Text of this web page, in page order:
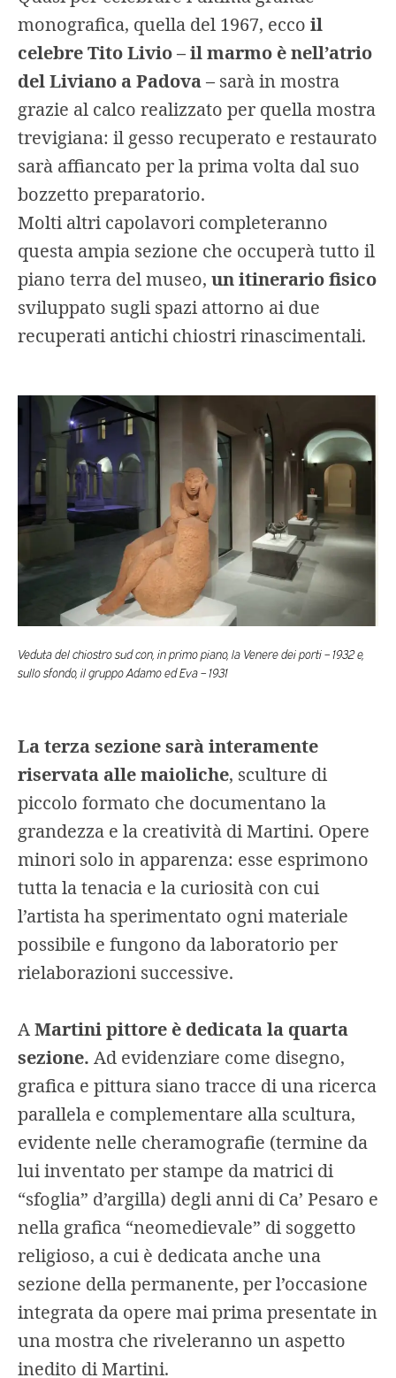
monografica, quella del 1967, ecco il
celebre Tito Livio – il marmo è nell’atrio
del Liviano a Padova – sarà in mostra
grazie al calco realizzato per quella mostra
trevigiana: il gesso recuperato e restaurato
sarà affiancato per la prima volta dal suo
bozzetto preparatorio.
Molti altri capolavori completeranno
questa ampia sezione che occuperà tutto il
piano terra del museo, un itinerario fisico
sviluppato sugli spazi attorno ai due
recuperati antichi chiostri rinascimentali.
Veduta del chiostro sud con, in primo piano, la Venere dei porti – 1932 e,
sullo sfondo, il gruppo Adamo ed Eva – 1931
La terza sezione sarà interamente
riservata alle maioliche, sculture di
piccolo formato che documentano la
grandezza e la creatività di Martini. Opere
minori solo in apparenza: esse esprimono
tutta la tenacia e la curiosità con cui
l’artista ha sperimentato ogni materiale
possibile e fungono da laboratorio per
rielaborazioni successive.
AMartini pittore è dedicata la quarta
sezione. Ad evidenziare come disegno,
grafica e pittura siano tracce di una ricerca
parallela e complementare alla scultura,
evidente nelle cheramografie (termine da
lui inventato per stampe da matrici di
“sfoglia” d’argilla) degli anni di Ca’ Pesaro e
nella grafica “neomedievale” di soggetto
religioso, a cui è dedicata anche una
sezione della permanente, per l’occasione
integrata da opere mai prima presentate in
una mostra che riveleranno un aspetto
inedito di Martini.